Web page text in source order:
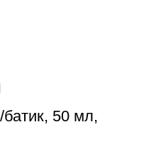
50 мл,